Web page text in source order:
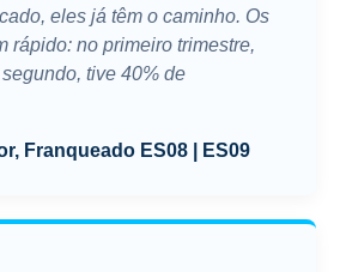
eles já têm o caminho. Os
rápido: no primeiro trimestre,
tive 40% de
Franqueado ES08 | ES09